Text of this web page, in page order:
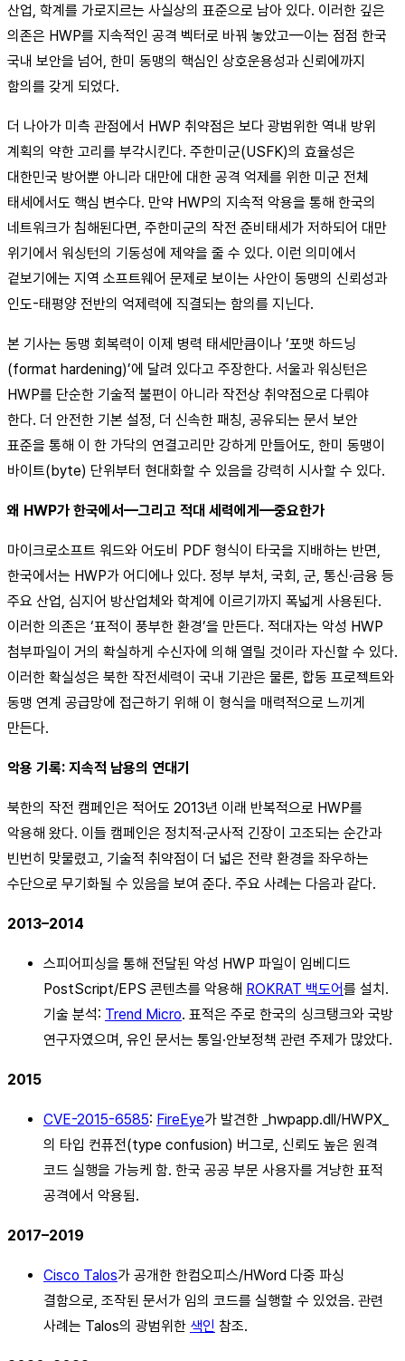
산업, 학계를 가로지르는 사실상의 표준으로 남아 있다. 이러한 깊은
의존은 HWP를 지속적인 공격 벡터로 바꿔 놓았고—이는 점점 한국
국내 보안을 넘어, 한미 동맹의 핵심인 상호운용성과 신뢰에까지
함의를 갖게 되었다.
더 나아가 미측 관점에서 HWP 취약점은 보다 광범위한 역내 방위
계획의 약한 고리를 부각시킨다. 주한미군(USFK)의 효율성은
대한민국 방어뿐 아니라 대만에 대한 공격 억제를 위한 미군 전체
태세에서도 핵심 변수다. 만약 HWP의 지속적 악용을 통해 한국의
네트워크가 침해된다면, 주한미군의 작전 준비태세가 저하되어 대만
위기에서 워싱턴의 기동성에 제약을 줄 수 있다. 이런 의미에서
겉보기에는 지역 소프트웨어 문제로 보이는 사안이 동맹의 신뢰성과
인도-태평양 전반의 억제력에 직결되는 함의를 지닌다.
본 기사는 동맹 회복력이 이제 병력 태세만큼이나 ‘포맷 하드닝
(format hardening)’에 달려 있다고 주장한다. 서울과 워싱턴은
HWP를 단순한 기술적 불편이 아니라 작전상 취약점으로 다뤄야
한다. 더 안전한 기본 설정, 더 신속한 패칭, 공유되는 문서 보안
표준을 통해 이 한 가닥의 연결고리만 강하게 만들어도, 한미 동맹이
바이트(byte) 단위부터 현대화할 수 있음을 강력히 시사할 수 있다.
왜 HWP가 한국에서—그리고 적대 세력에게—중요한가
마이크로소프트 워드와 어도비 PDF 형식이 타국을 지배하는 반면,
한국에서는 HWP가 어디에나 있다. 정부 부처, 국회, 군, 통신·금융 등
주요 산업, 심지어 방산업체와 학계에 이르기까지 폭넓게 사용된다.
이러한 의존은 ‘표적이 풍부한 환경’을 만든다. 적대자는 악성 HWP
첨부파일이 거의 확실하게 수신자에 의해 열릴 것이라 자신할 수 있다.
이러한 확실성은 북한 작전세력이 국내 기관은 물론, 합동 프로젝트와
동맹 연계 공급망에 접근하기 위해 이 형식을 매력적으로 느끼게
만든다.
악용 기록: 지속적 남용의 연대기
북한의 작전 캠페인은 적어도 2013년 이래 반복적으로 HWP를
악용해 왔다. 이들 캠페인은 정치적·군사적 긴장이 고조되는 순간과
빈번히 맞물렸고, 기술적 취약점이 더 넓은 전략 환경을 좌우하는
수단으로 무기화될 수 있음을 보여 준다. 주요 사례는 다음과 같다.
2013–2014
스피어피싱을 통해 전달된 악성 HWP 파일이 임베디드
PostScript/EPS 콘텐츠를 악용해 ROKRAT 백도어를 설치.
기술 분석: Trend Micro. 표적은 주로 한국의 싱크탱크와 국방
연구자였으며, 유인 문서는 통일·안보정책 관련 주제가 많았다.
2015
CVE-2015-6585: FireEye가 발견한 _hwpapp.dll/HWPX_
의 타입 컨퓨전(type confusion) 버그로, 신뢰도 높은 원격
코드 실행을 가능케 함. 한국 공공 부문 사용자를 겨냥한 표적
공격에서 악용됨.
2017–2019
Cisco Talos가 공개한 한컴오피스/HWord 다중 파싱
결함으로, 조작된 문서가 임의 코드를 실행할 수 있었음. 관련
사례는 Talos의 광범위한 색인 참조.